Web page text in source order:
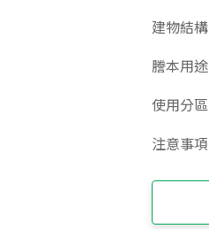
建物結構
謄本用途
使用分區
注意事項